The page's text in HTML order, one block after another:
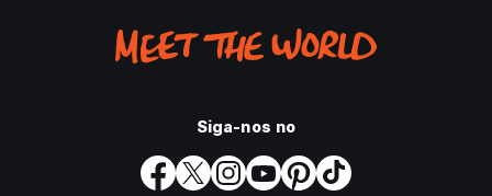
Siga-nos no